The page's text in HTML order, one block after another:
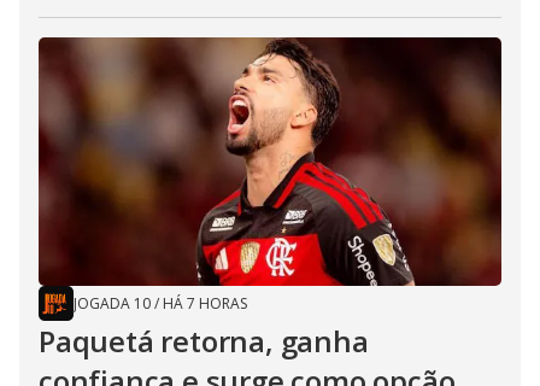
JOGADA 10/ HÁ 7 HORAS
Paquetá retorna, ganha